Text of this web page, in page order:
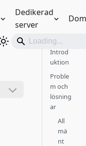
Dedikerad
server
Introd
uktion
Proble
m och
lösning
ar
All
mä
nt